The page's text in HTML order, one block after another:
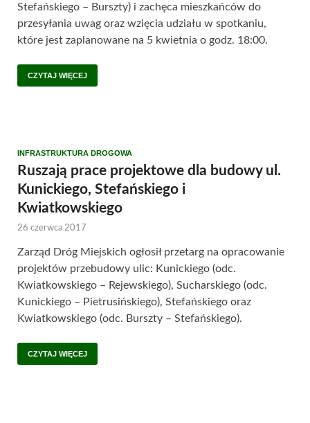
Stefańskiego – Burszty) i zachęca mieszkańców do
przesyłania uwag oraz wzięcia udziału w spotkaniu,
które jest zaplanowane na 5 kwietnia o godz. 18:00.
CZYTAJ WIĘCEJ
INFRASTRUKTURA DROGOWA
Ruszają prace projektowe dla budowy ul.
Kunickiego, Stefańskiego i
Kwiatkowskiego
26 czerwca 2017
Zarząd Dróg Miejskich ogłosił przetarg na opracowanie
projektów przebudowy ulic: Kunickiego (odc.
Kwiatkowskiego – Rejewskiego), Sucharskiego (odc.
Kunickiego – Pietrusińskiego), Stefańskiego oraz
Kwiatkowskiego (odc. Burszty – Stefańskiego).
CZYTAJ WIĘCEJ